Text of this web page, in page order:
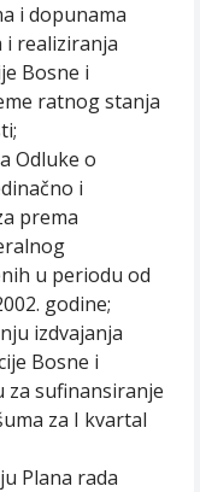
i dopunama
i realiziranja
Bosne i
ratnog stanja
Odluke o
i
prema
u periodu od
godine;
izdvajanja
Bosne i
za sufinansiranje
za I kvartal
Plana rada